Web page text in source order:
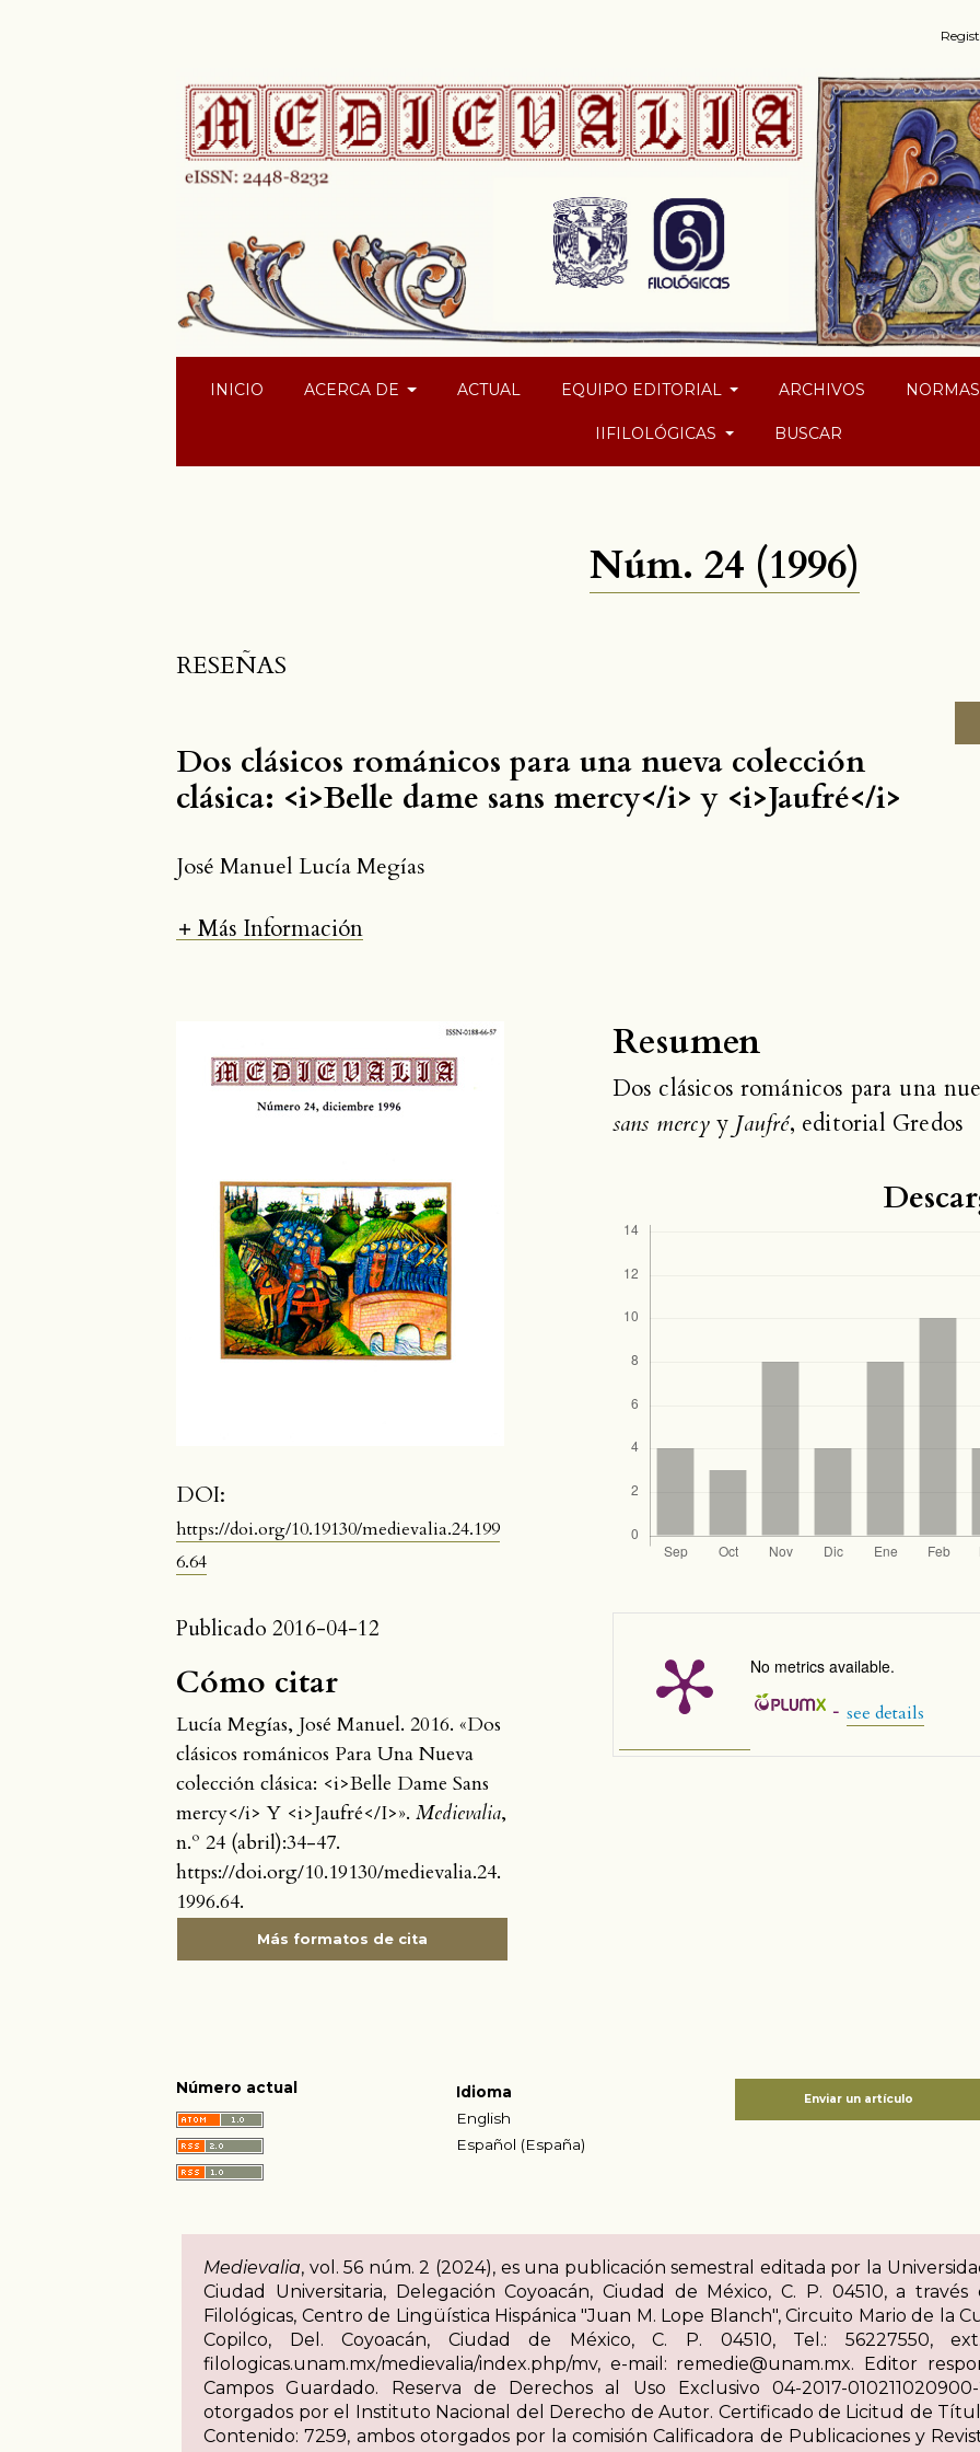
INICIO ACERCA DE ACTUAL EQUIPO EDITORIAL ARCHIVOS
IIFILOLÓGICAS BUSCAR
Núm. 24 (1996)
RESEÑAS
Dos clásicos románicos para una nueva colección
clásica: <i>Belle dame sans mercy</i> y <i>Jaufré</i>
José Manuel Lucía Megías
Más Información
DOI:
https://doi.org/10.19130/medievalia.24.199
6.64
Publicado 2016-04-12
Cómo citar
Lucía Megías, José Manuel. 2016. «Dos
clásicos románicos Para Una Nueva
colección clásica: <i>Belle Dame Sans
mercy</i> Y <i>Jaufré</I>».Medievalia,
n.º 24 (abril):34-47.
https://doi.org/10.19130/medievalia.24.
1996.64.
Más formatos de cita
Resumen
Dos clásicos románicos para una
sans mercyy Jaufré, editorial Gredos
No metrics available.
-see details
Número actual
Idioma
English
Español (España)
Enviar un artículo
Medievalia, vol. 56 núm. 2 (2024), es una publicación semestral editada por la
Ciudad Universitaria, Delegación Coyoacán, Ciudad de México, C. P. 04510, a
Filológicas, Centro de Lingüística Hispánica "Juan M. Lope Blanch", Circuito Mario de la
Copilco, Del. Coyoacán, Ciudad de México, C. P. 04510, Tel.: 56227550,
filologicas.unam.mx/medievalia/index.php/mv, e-mail: remedie@unam.mx. Editor
Campos Guardado. Reserva de Derechos al Uso Exclusivo 04-2017-
otorgados por el Instituto Nacional del Derecho de Autor. Certificado de Licitud de
Contenido: 7259, ambos otorgados por la comisión Calificadora de Publicaciones y